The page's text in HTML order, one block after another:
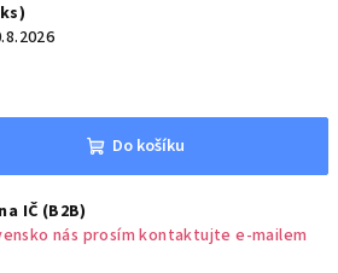
Do košíku
IČ (B2B)
nás prosím kontaktujte e-mailem